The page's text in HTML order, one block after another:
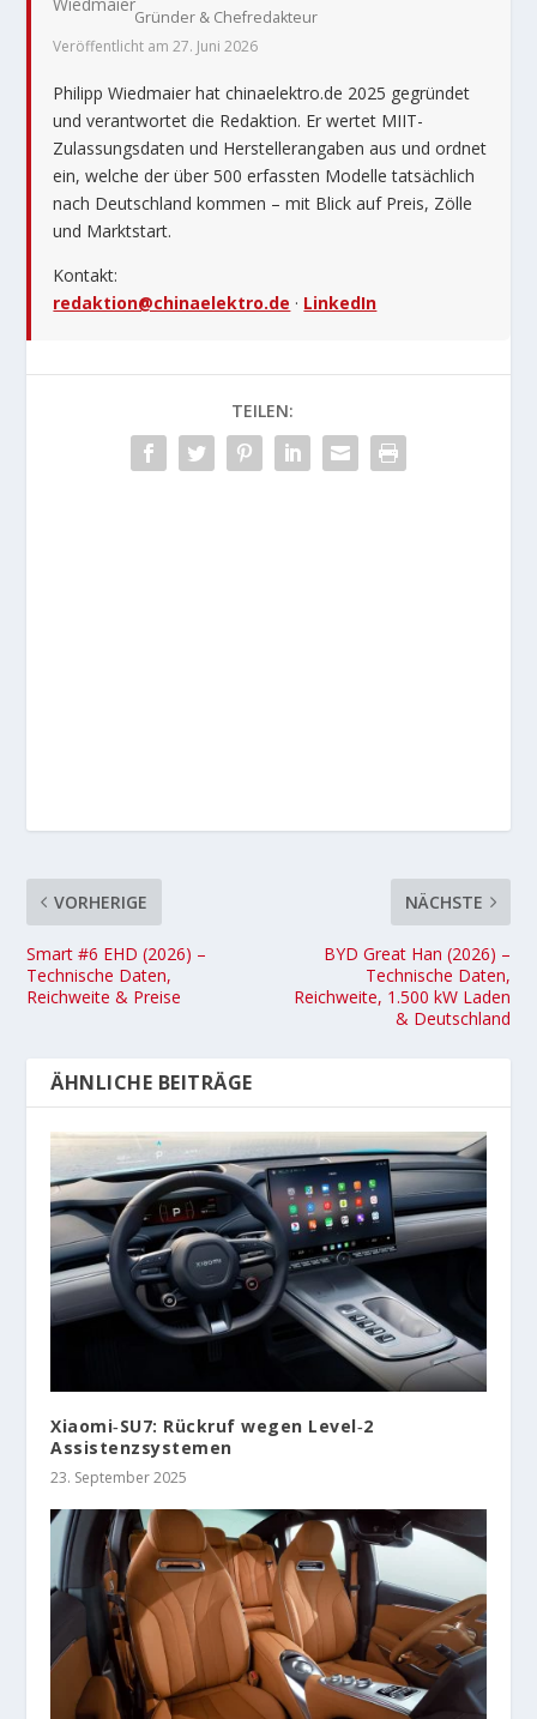
Gründer & Chefredakteur
Veröffentlicht am 27. Juni 2026
Philipp Wiedmaier hat chinaelektro.de 2025 gegründet
und verantwortet die Redaktion. Er wertet MIIT-
Zulassungsdaten und Herstellerangaben aus und ordnet
ein, welche der über 500 erfassten Modelle tatsächlich
nach Deutschland kommen – mit Blick auf Preis, Zölle
und Marktstart.
Kontakt:
redaktion@chinaelektro.de · LinkedIn
TEILEN:
VORHERIGE
Smart #6 EHD (2026) –
Technische Daten,
Reichweite & Preise
NÄCHSTE
BYD Great Han (2026) –
Technische Daten,
Reichweite, 1.500 kW Laden
& Deutschland
ÄHNLICHE BEITRÄGE
Xiaomi‑SU7: Rückruf wegen Level‑2
Assistenzsystemen
23. September 2025